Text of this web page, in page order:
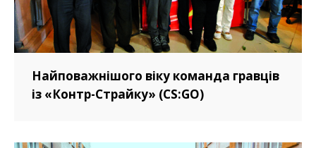
Найповажнішого віку команда гравців
із «Контр-Страйку» (CS:GO)